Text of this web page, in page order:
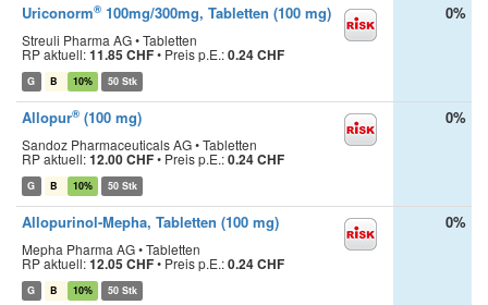
Uriconorm® 100mg/300mg, Tabletten (100 mg)
Streuli Pharma AG • Tabletten
RP aktuell:11.85 CHF• Preis p.E.:0.24 CHF
G B 10% 50 Stk
0%
Allopur® (100 mg)
Sandoz Pharmaceuticals AG • Tabletten
RP aktuell:12.00 CHF• Preis p.E.:0.24 CHF
G B 10% 50 Stk
0%
Allopurinol-Mepha, Tabletten (100 mg)
Mepha Pharma AG • Tabletten
RP aktuell:12.05 CHF• Preis p.E.:0.24 CHF
G B 10% 50 Stk
0%